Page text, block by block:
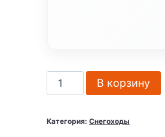
Количество
товара
BRP
В корзину
Категория: Снегоходы